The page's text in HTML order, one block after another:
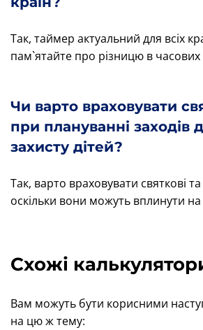
Так, таймер актуальний для всіх
пам`ятайте про різницю в часових
Чи варто враховувати
при плануванні заходів
захисту дітей?
Так, варто враховувати святкові та
оскільки вони можуть вплинути
Схожі
Вам можуть бути корисними
на цю ж тему: